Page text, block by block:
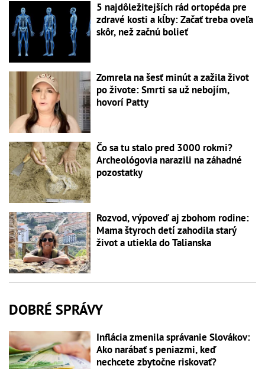
5 najdôležitejších rád ortopéda pre
zdravé kosti a kĺby: Začať treba oveľa
skôr, než začnú bolieť
Zomrela na šesť minút a zažila život
po živote: Smrti sa už nebojím,
hovorí Patty
Čo sa tu stalo pred 3000 rokmi?
Archeológovia narazili na záhadné
pozostatky
Rozvod, výpoveď aj zbohom rodine:
Mama štyroch detí zahodila starý
život a utiekla do Talianska
DOBRÉ SPRÁVY
Inflácia zmenila správanie Slovákov:
Ako narábať s peniazmi, keď
nechcete zbytočne riskovať?